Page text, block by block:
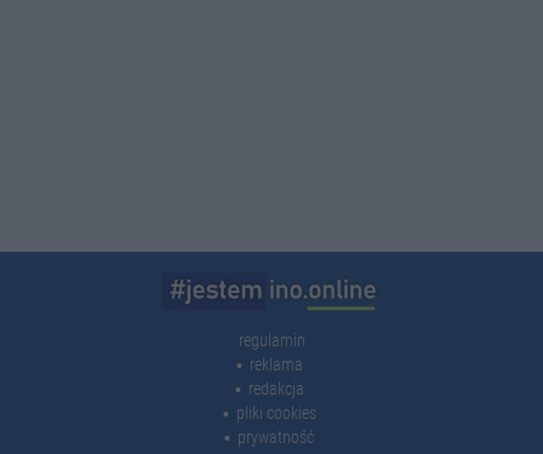
regulamin
reklama
redakcja
pliki cookies
prywatność